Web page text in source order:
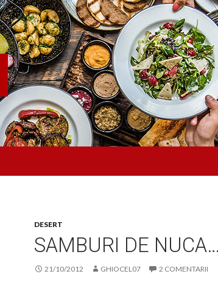
DESERT
SAMBURI DE
21/10/2012 GHIOCEL07 2 COMENTARII